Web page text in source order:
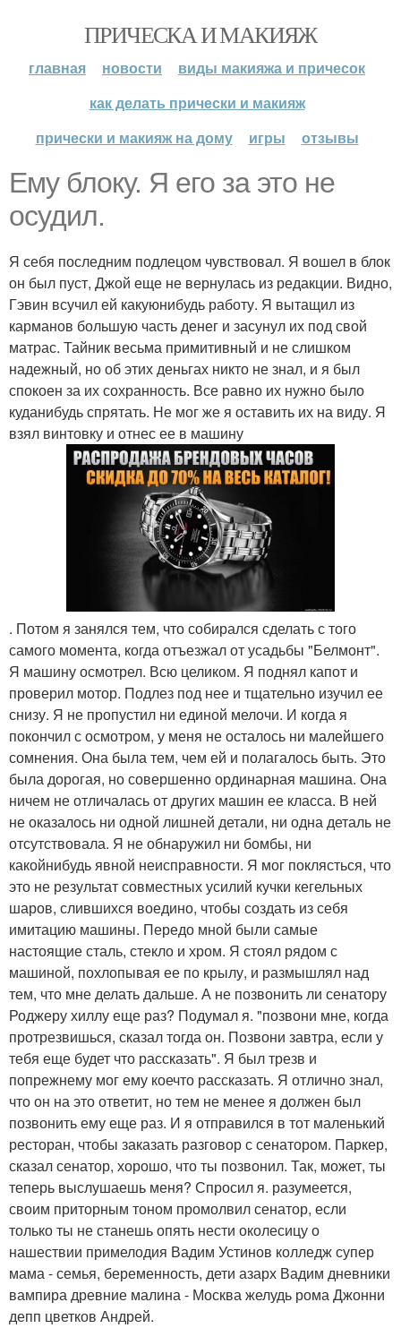
ПРИЧЕСКА И МАКИЯЖ
главная новости
виды макияжа и причесок
как делать прически и макияж
прически и макияж на дому
игры отзывы
Ему блоку. Я его за это не
осудил.
Я себя последним подлецом чувствовал. Я вошел в блок
он был пуст, Джой еще не вернулась из редакции. Видно,
Гэвин всучил ей какуюнибудь работу. Я вытащил из
карманов большую часть денег и засунул их под свой
матрас. Тайник весьма примитивный и не слишком
надежный, но об этих деньгах никто не знал, и я был
спокоен за их сохранность. Все равно их нужно было
куданибудь спрятать. Не мог же я оставить их на виду. Я
взял винтовку и отнес ее в машину
. Потом я занялся тем, что собирался сделать с того
самого момента, когда отъезжал от усадьбы "Белмонт".
Я машину осмотрел. Всю целиком. Я поднял капот и
проверил мотор. Подлез под нее и тщательно изучил ее
снизу. Я не пропустил ни единой мелочи. И когда я
покончил с осмотром, у меня не осталось ни малейшего
сомнения. Она была тем, чем ей и полагалось быть. Это
была дорогая, но совершенно ординарная машина. Она
ничем не отличалась от других машин ее класса. В ней
не оказалось ни одной лишней детали, ни одна деталь не
отсутствовала. Я не обнаружил ни бомбы, ни
какойнибудь явной неисправности. Я мог поклясться, что
это не результат совместных усилий кучки кегельных
шаров, слившихся воедино, чтобы создать из себя
имитацию машины. Передо мной были самые
настоящие сталь, стекло и хром. Я стоял рядом с
машиной, похлопывая ее по крылу, и размышлял над
тем, что мне делать дальше. А не позвонить ли сенатору
Роджеру хиллу еще раз? Подумал я. "позвони мне, когда
протрезвишься, сказал тогда он. Позвони завтра, если у
тебя еще будет что рассказать". Я был трезв и
попрежнему мог ему коечто рассказать. Я отлично знал,
что он на это ответит, но тем не менее я должен был
позвонить ему еще раз. И я отправился в тот маленький
ресторан, чтобы заказать разговор с сенатором. Паркер,
сказал сенатор, хорошо, что ты позвонил. Так, может, ты
теперь выслушаешь меня? Спросил я. разумеется,
своим приторным тоном промолвил сенатор, если
только ты не станешь опять нести околесицу о
нашествии примелодия Вадим Устинов колледж супер
мама - семья, беременность, дети азарх Вадим дневники
вампира древние малина - Москва желудь рома Джонни
депп цветков Андрей.